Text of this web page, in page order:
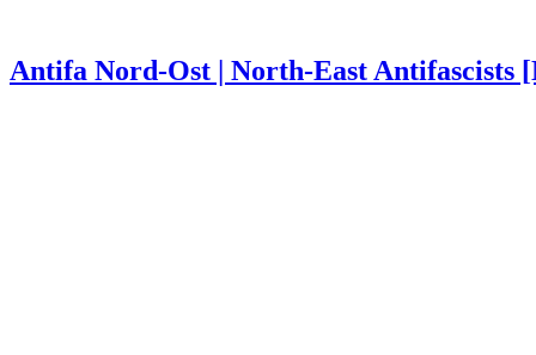
Antifa Nord-Ost | North-East Antifascists